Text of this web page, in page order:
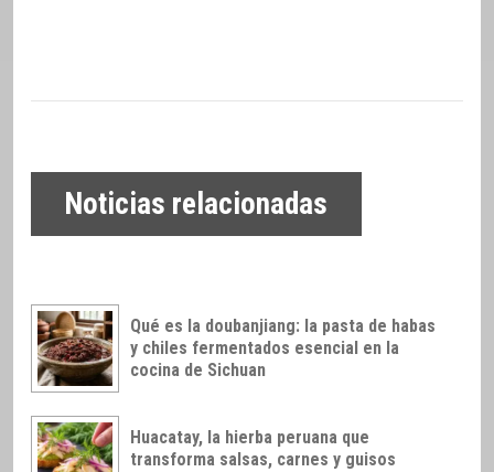
Noticias relacionadas
Qué es la doubanjiang: la pasta de habas
y chiles fermentados esencial en la
cocina de Sichuan
Huacatay, la hierba peruana que
transforma salsas, carnes y guisos